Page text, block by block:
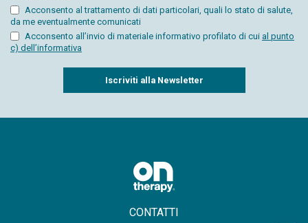
Acconsento al trattamento di dati particolari, quali lo stato di salute,
da me eventualmente comunicati
Acconsento all’invio di materiale informativo profilato di cui al punto
c) dell’informativa
CONTATTI